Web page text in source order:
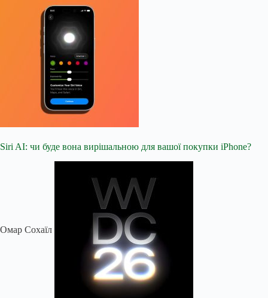
Siri AI: чи буде вона вирішальною для вашої покупки iPhone?
Омар Сохаїл